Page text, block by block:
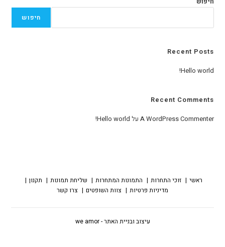
חיפוש
Recent Posts
Hello world!
Recent Comments
A WordPress Commenter על Hello world!
ראשי זוכי התחרות התמונות המתחרות שליחת תמונות
תקנון
מדיניות פרטיות
צוות השופטים צרו קשר
עיצוב ובניית האתר - we amor